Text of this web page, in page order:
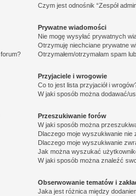
Czym jest odnośnik “Zespół
Prywatne wiadomości
Nie mogę wysyłać prywatnych
Otrzymuję niechciane prywatne
Otrzymałem/otrzymałam spam
Przyjaciele i wrogowie
Co to jest lista przyjaciół i
W jaki sposób można dodawać/
Przeszukiwanie forów
W jaki sposób można
Dlaczego moje wyszukiwanie nie
Dlaczego moje wyszukiwanie
Jak można wyszukać
W jaki sposób można znaleźć
Obserwowanie tematów i
Jaka jest różnica między